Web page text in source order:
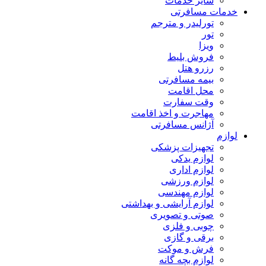
خدمات مسافرتی
تورلیدر و مترجم
تور
ویزا
فروش بلیط
رزرو هتل
بیمه مسافرتی
محل اقامت
وقت سفارت
مهاجرت و اخذ اقامت
آژانس مسافرتی
لوازم
تجهیزات پزشکی
لوازم یدکی
لوازم اداری
لوازم ورزشی
لوازم مهندسی
لوازم آرایشی و بهداشتی
صوتی و تصویری
چوبی و فلزی
برقی و گازی
فرش و موکت
لوازم بچه گانه